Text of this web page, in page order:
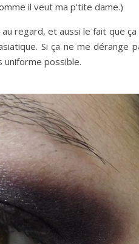
il veut ma p’tite dame.)
au regard, et aussi le fait que
Si ça ne me dérange
uniforme possible.